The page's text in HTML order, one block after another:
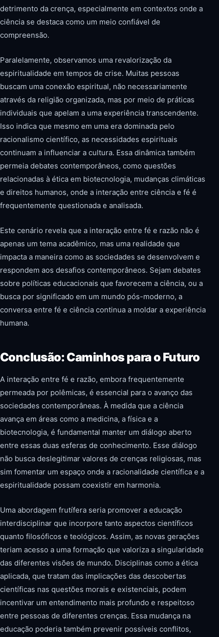
detrimento da crença, especialmente em contextos onde a
ciência se destaca como um meio confiável de
compreensão.
Paralelamente, observamos uma revalorização da
espiritualidade em tempos de crise. Muitas pessoas
buscam uma conexão espiritual, não necessariamente
através da religião organizada, mas por meio de práticas
individuais que apelam a uma experiência transcendente.
Isso indica que mesmo em uma era dominada pelo
racionalismo científico, as necessidades espirituais
continuam a influenciar a cultura. Essa dinâmica também
permeia debates contemporâneos, como questões
relacionadas à ética em biotecnologia, mudanças climáticas
e direitos humanos, onde a interação entre ciência e fé é
frequentemente questionada e analisada.
Este cenário revela que a interação entre fé e razão não é
apenas um tema acadêmico, mas uma realidade que
impacta a maneira como as sociedades se desenvolvem e
respondem aos desafios contemporâneos. Sejam debates
sobre políticas educacionais que favorecem a ciência, ou a
busca por significado em um mundo pós-moderno, a
conversa entre fé e ciência continua a moldar a experiência
humana.
Conclusão: Caminhos para o Futuro
A interação entre fé e razão, embora frequentemente
permeada por polêmicas, é essencial para o avanço das
sociedades contemporâneas. À medida que a ciência
avança em áreas como a medicina, a física e a
biotecnologia, é fundamental manter um diálogo aberto
entre essas duas esferas de conhecimento. Esse diálogo
não busca deslegitimar valores de crenças religiosas, mas
sim fomentar um espaço onde a racionalidade científica e a
espiritualidade possam coexistir em harmonia.
Uma abordagem frutífera seria promover a educação
interdisciplinar que incorpore tanto aspectos científicos
quanto filosóficos e teológicos. Assim, as novas gerações
teriam acesso a uma formação que valoriza a singularidade
das diferentes visões de mundo. Disciplinas como a ética
aplicada, que tratam das implicações das descobertas
científicas nas questões morais e existenciais, podem
incentivar um entendimento mais profundo e respeitoso
entre pessoas de diferentes crenças. Essa mudança na
educação poderia também prevenir possíveis conflitos,